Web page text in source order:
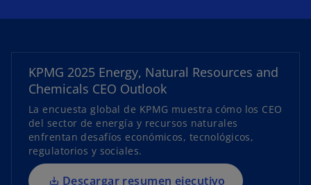
KPMG 2025 Energy, Natural Resources and
Chemicals CEO Outlook
La encuesta global de KPMG muestra cómo los CEO
del sector de energía y recursos naturales
enfrentan desafíos económicos, tecnológicos,
regulatorios y sociales.
Descargar resumen ejecutivo
a
r
e
e
n
u
n
a